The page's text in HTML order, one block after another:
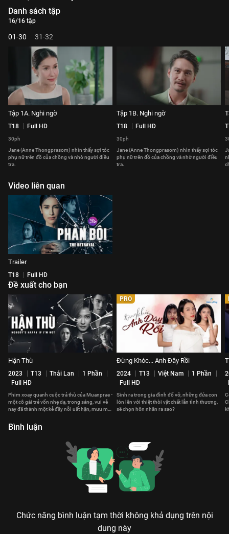
Danh sách tập
16/16 tập
01-30 31-32
Tập 1A. Nghi ngờ
T18 Full HD
30ph
Jane (Anne Thongprasom) nhìn thấy sợi tóc
phụ nữ trên đồ của chồng và nhờ người điều
tra.
Tập 1B. Nghi ngờ
T18 Full HD
30ph
Jane (Anne Thongprasom) nhìn thấy sợi tóc
phụ nữ trên đồ của chồng và nhờ người điều
tra.
Video liên quan
Trailer
T18 Full HD
Đề xuất cho bạn
Hận Thù
2023 T13 Thái Lan
1 Phần
Full HD
Phim xoay quanh cuộc trả thù của Muanprae -
một cô gái trẻ vốn nhẹ dạ, trong sáng, vui vẻ
nay đã thành một kẻ đầy nỗi uất hận, mưu mô
PRO
Đừng Khóc... Anh Đây Rồi
2024 T13 Việt Nam
1 Phần
Full HD
Sinh ra trong gia đình đổ vỡ, những đứa con
lớn lên với thiệt thòi vật chất lẫn tình thương,
sẽ chọn hôn nhân ra sao?
Bình luận
Chức năng bình luận tạm thời không khả dụng trên nội
dung này